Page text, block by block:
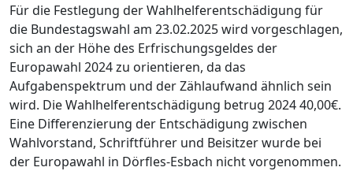
Für die Festlegung der Wahlhelferentschädigung für
die Bundestagswahl am 23.02.2025 wird vorgeschlagen,
sich an der Höhe des Erfrischungsgeldes der
Europawahl 2024 zu orientieren, da das
Aufgabenspektrum und der Zählaufwand ähnlich sein
wird. Die Wahlhelferentschädigung betrug 2024 40,00€.
Eine Differenzierung der Entschädigung zwischen
Wahlvorstand, Schriftführer und Beisitzer wurde bei
der Europawahl in Dörfles-Esbach nicht vorgenommen.